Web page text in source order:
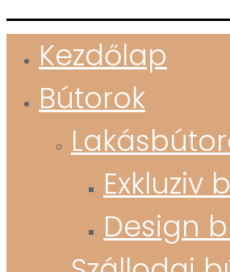
Kezdőlap
Bútorok
Exkluziv
Design